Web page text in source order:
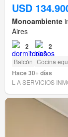
USD
Monoambiente
Aires
2 2
Balcón Cocina
Hace 30+ días
L A SERVICIOS